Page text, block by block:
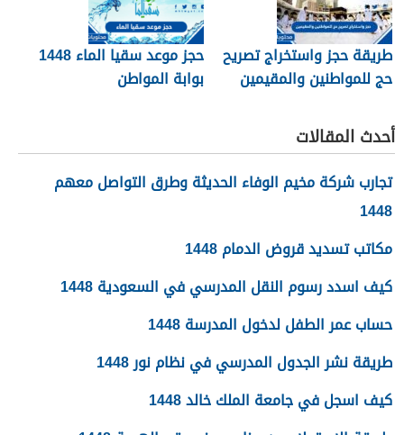
طريقة حجز واستخراج تصريح
حج للمواطنين والمقيمين
حجز موعد سقيا الماء 1448
بوابة المواطن
أحدث المقالات
تجارب شركة مخيم الوفاء الحديثة وطرق التواصل معهم
1448
مكاتب تسديد قروض الدمام 1448
كيف اسدد رسوم النقل المدرسي في السعودية 1448
حساب عمر الطفل لدخول المدرسة 1448
طريقة نشر الجدول المدرسي في نظام نور 1448
كيف اسجل في جامعة الملك خالد 1448